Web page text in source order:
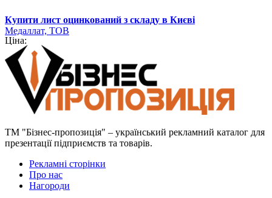
Купити лист оцинкований з складу в Києві
Медаллат, ТОВ
Ціна:
ТМ "Бізнес-пропозиція" – український рекламний каталог для
презентації підприємств та товарів.
Рекламні сторінки
Про нас
Нагороди